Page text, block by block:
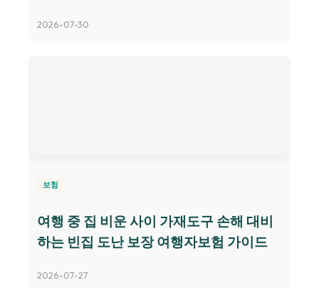
2026-07-30
보험
여행 중 집 비운 사이 가재도구 손해 대비
하는 빈집 도난 보장 여행자보험 가이드
2026-07-27